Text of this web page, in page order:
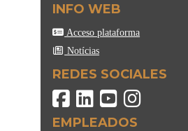
INFO WEB
Acceso plataforma
Notícias
REDES SOCIALES
EMPLEADOS